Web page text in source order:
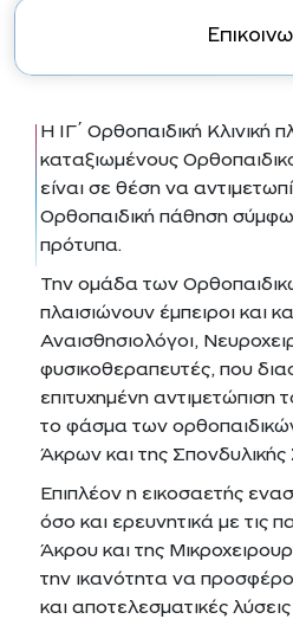
Η ΙΓ΄ Ορθοπαιδική Κλινική
καταξιωμένους
είναι σε θέση να
Ορθοπαιδική πάθηση
πρότυπα.
Την ομάδα των
πλαισιώνουν έμπειροι και
Αναισθησιολόγοι,
φυσικοθεραπευτές, που
επιτυχημένη αντιμετώπιση
το φάσμα των
Άκρων και της Σπονδυλικής
Επιπλέον η εικοσαετής
όσο και ερευνητικά με τις
Άκρου και της
την ικανότητα να
και αποτελεσματικές